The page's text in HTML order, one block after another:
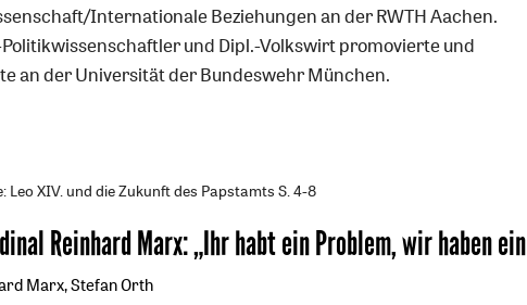
Internationale Beziehungen an der RWTH Aachen.
und Dipl.-Volkswirt promovierte und
an der Universität der Bundeswehr München.
Leo XIV. und die Zukunft des Papstamts S. 4-8
Reinhard Marx:„Ihr habt ein Problem, wir haben ein
Marx, Stefan Orth